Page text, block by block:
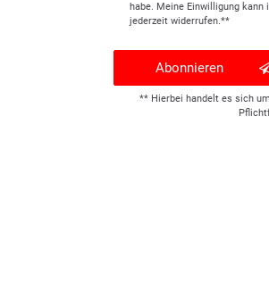
habe. Meine Einwilligung kann
jederzeit widerrufen.**
Abonnieren
** Hierbei handelt es sich